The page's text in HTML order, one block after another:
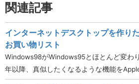
関連記事
インターネットデスクトップを作り
お買い物リスト
Windows98がWindows95とほとんど変わ
年以降、真似したくなるような機能を